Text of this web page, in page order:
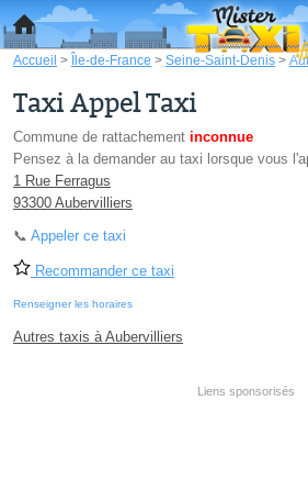
Accueil > Île-de-France > Seine-Saint-Denis >
Taxi Appel Taxi
Commune de rattachement inconnue
Pensez à la demander au taxi lorsque vous
1 Rue Ferragus
93300 Aubervilliers
📞 Appeler ce taxi
Recommander ce taxi
Renseigner les horaires
Autres taxis à Aubervilliers